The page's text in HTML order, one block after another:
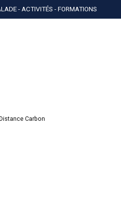
- ACTIVITÉS - FORMATIONS
Carbon